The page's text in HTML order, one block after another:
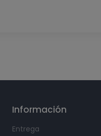
Información
Entrega